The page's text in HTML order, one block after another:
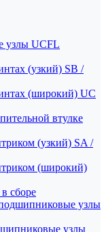
узлы UCFL
(узкий) SB /
(широкий) UC
втулке
(узкий) SA /
(широкий)
сборе
узлы
узлы